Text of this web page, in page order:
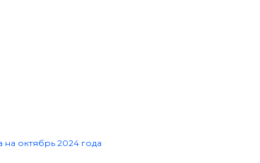
на октябрь 2024 года